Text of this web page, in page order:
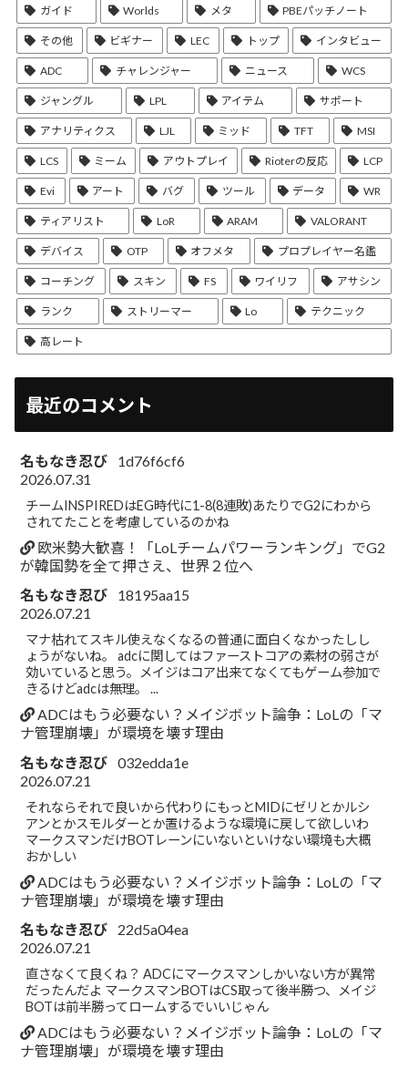
ガイド Worlds メタ PBEパッチノート
その他 ビギナー LEC トップ インタビュー
ADC チャレンジャー ニュース WCS
ジャングル LPL アイテム サポート
アナリティクス LJL ミッド TFT MSI
LCS ミーム アウトプレイ Rioterの反応 LCP
Evi アート バグ ツール データ WR
ティアリスト LoR ARAM VALORANT
デバイス OTP オフメタ プロプレイヤー名鑑
コーチング スキン FS ワイリフ アサシン
ランク ストリーマー Lo テクニック
高レート
最近のコメント
名もなき忍び
1d76f6cf6
2026.07.31
チームINSPIREDはEG時代に1-8(8連敗)あたりでG2にわから
されてたことを考慮しているのかね
欧米勢大歓喜！「LoLチームパワーランキング」でG2
が韓国勢を全て押さえ、世界２位へ
名もなき忍び
18195aa15
2026.07.21
マナ枯れてスキル使えなくなるの普通に面白くなかったしし
ょうがないね。 adcに関してはファーストコアの素材の弱さが
効いていると思う。メイジはコア出来てなくてもゲーム参加で
きるけどadcは無理。 ...
ADCはもう必要ない？メイジボット論争：LoLの「マ
ナ管理崩壊」が環境を壊す理由
名もなき忍び 032edda1e
2026.07.21
それならそれで良いから代わりにもっとMIDにゼリとかルシ
アンとかスモルダーとか置けるような環境に戻して欲しいわ
マークスマンだけBOTレーンにいないといけない環境も大概
おかしい
ADCはもう必要ない？メイジボット論争：LoLの「マ
ナ管理崩壊」が環境を壊す理由
名もなき忍び
22d5a04ea
2026.07.21
直さなくて良くね？ ADCにマークスマンしかいない方が異常
だったんだよ マークスマンBOTはCS取って後半勝つ、メイジ
BOTは前半勝ってロームするでいいじゃん
ADCはもう必要ない？メイジボット論争：LoLの「マ
ナ管理崩壊」が環境を壊す理由